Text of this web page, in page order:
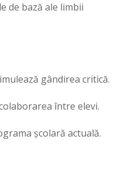
de bază ale limbii
gândirea critică.
între elevi.
școlară actuală.